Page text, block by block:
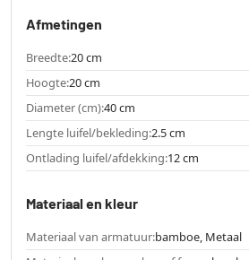
Afmetingen
Breedte:20 cm
Hoogte:20 cm
Diameter (cm):40 cm
Lengte luifel/bekleding:2.5 cm
Ontlading luifel/afdekking:12 cm
Materiaal en kleur
Materiaal van armatuur:bamboe, Metaal